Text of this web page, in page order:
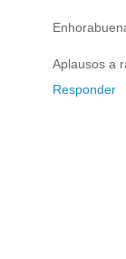
Aplausos a
Responder